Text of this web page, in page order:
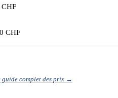
CHF
guide complet des prix →